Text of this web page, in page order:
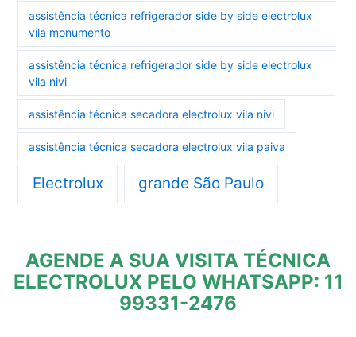
assistência técnica refrigerador side by side electrolux
vila monumento
assistência técnica refrigerador side by side electrolux
vila nivi
assistência técnica secadora electrolux vila nivi
assistência técnica secadora electrolux vila paiva
Electrolux grande São Paulo
AGENDE A SUA VISITA TÉCNICA
ELECTROLUX PELO WHATSAPP: 11
99331-2476